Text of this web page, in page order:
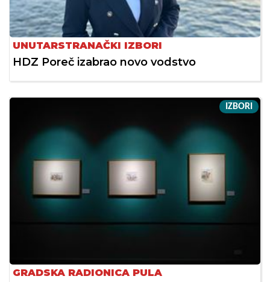
UNUTARSTRANAČKI IZBORI
HDZ Poreč izabrao novo vodstvo
IZBORI
GRADSKA RADIONICA PULA